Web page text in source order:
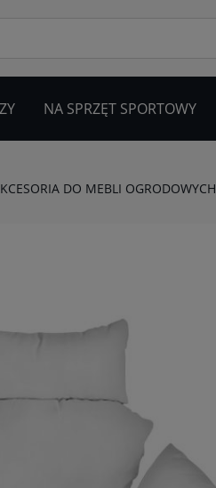
NA SPRZĘT SPORTOWY
DO MEBLI OGRODOWYCH